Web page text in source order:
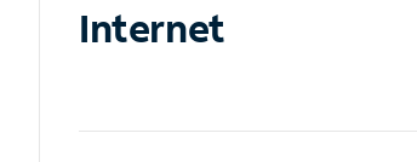
Internet